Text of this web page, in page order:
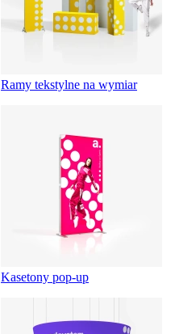
Ramy tekstylne na wymiar
Kasetony pop-up